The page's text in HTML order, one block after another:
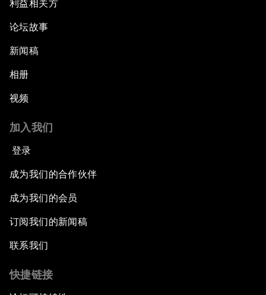
利益相关方
论坛故事
新闻稿
相册
视频
加入我们
登录
成为我们的合作伙伴
成为我们的会员
订阅我们的新闻稿
联系我们
快捷链接